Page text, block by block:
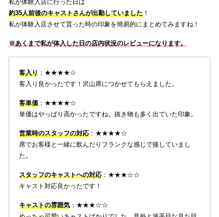
私が体験入店に行った日は
約35人前後のキャストさんが出勤していました！
私が体験入店させて貰った時の印象を簡易的にまとめてみますね！
※あくまで私が体入した日の店内状況のレビューになります。
客入り：★★★★☆
客入り良かったです！沢山席につかせてもらえました。
客単価：★★★★☆
単価はやっぱり高かったですね。抜き物も多く出ていた印象。
営業時のスタッフの対応：★★★★☆
席でお客様と一緒に飲んだりフランクな感じで接していまし
た。
スタッフのキャストへの対応：★★★☆☆
キャスト対応良かったです！
キャストの雰囲気： ★★★☆☆